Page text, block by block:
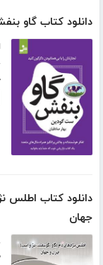
دانلود کتاب گاو
دانلود کتاب اطلس
جهان